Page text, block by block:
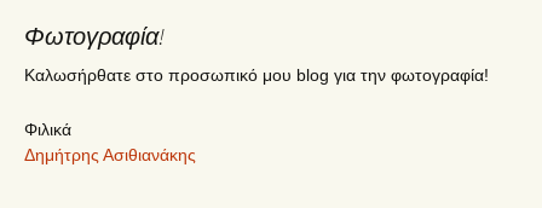
Φωτογραφία!
Καλωσήρθατε στο προσωπικό μου blog για την φωτογραφία!
Φιλικά
Δημήτρης Ασιθιανάκης